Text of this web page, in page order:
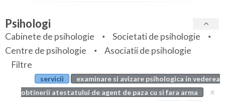
Bihor
Bistrita-Nasaud
Botosani
Braila
Specialitati
Servicii
Articole
Evenimente
Psihologi
Cabinete de psihologie
Societati de psihologie
Centre de psihologie
Asociatii de psihologie
Filtre
servicii
examinare si avizare psihologica in vederea
obtinerii atestatului de agent de paza cu si fara arma